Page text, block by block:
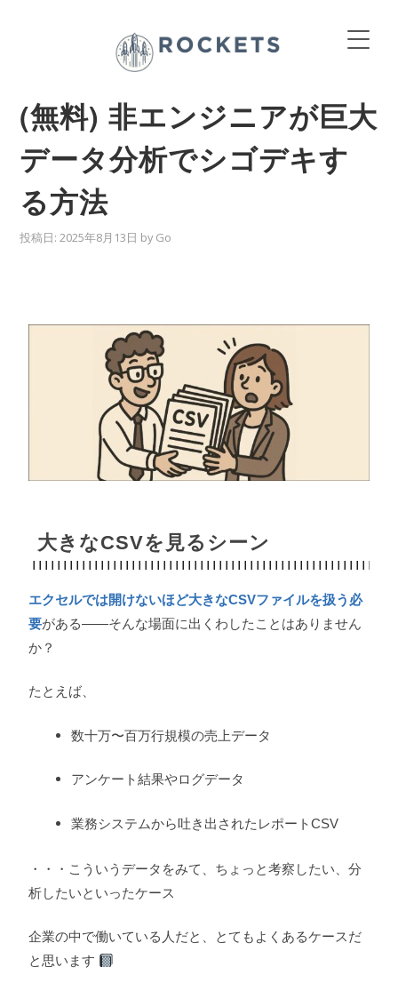
(無料) 非エンジニアが巨大
データ分析でシゴデキす
る方法
投稿日: 2025年8月13日 by Go
大きなCSVを見るシーン
エクセルでは開けないほど大きなCSVファイルを扱う必
要がある——そんな場面に出くわしたことはありません
か？
たとえば、
数十万〜百万行規模の売上データ
アンケート結果やログデータ
業務システムから吐き出されたレポートCSV
・・・こういうデータをみて、ちょっと考察したい、分
析したいといったケース
企業の中で働いている人だと、とてもよくあるケースだ
と思います